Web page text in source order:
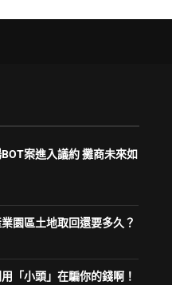
案進入議約 攤商未來如
園區土地取回還要多久？
「小頭」在騙你的錢啊！